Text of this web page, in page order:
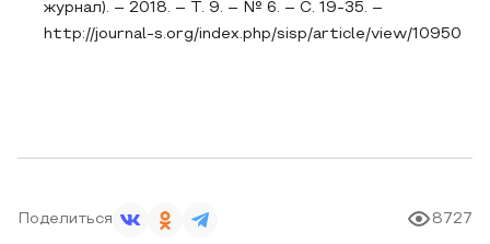
журнал). – 2018. – Т. 9. – № 6. – С. 19-35. –
http://journal-s.org/index.php/sisp/article/view/10950
Поделиться 8727